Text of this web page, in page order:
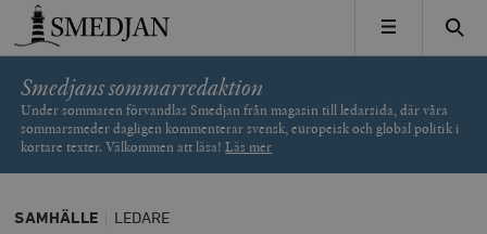
Timbro
MENY
Smedjans sommarredaktion
Under sommaren förvandlas Smedjan från magasin till ledarsida, där våra
sommarsmeder dagligen kommenterar svensk, europeisk och global politik i
kortare texter. Välkommen att läsa!Läs mer
SAMHÄLLE LEDARE